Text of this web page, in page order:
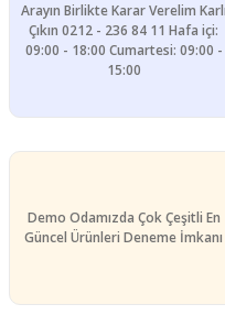
Arayın Birlikte Karar Verelim Karlı
Çıkın 0212 - 236 84 11 Hafa içi:
09:00 - 18:00 Cumartesi: 09:00 -
15:00
Demo Odamızda Çok Çeşitli En
Güncel Ürünleri Deneme İmkanı